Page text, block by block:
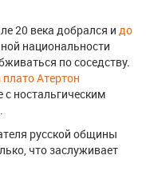
20 века добрался и до
национальности
по соседству.
плато Атертон
с ностальгическим
русской общины
что заслуживает